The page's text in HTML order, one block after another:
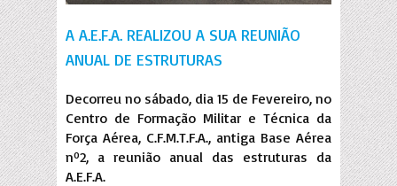
A A.E.F.A. REALIZOU A SUA REUNIÃO
ANUAL DE ESTRUTURAS
Decorreu no sábado, dia 15 de Fevereiro, no
Centro de Formação Militar e Técnica da
Força Aérea, C.F.M.T.F.A., antiga Base Aérea
nº2, a reunião anual das estruturas da
A.E.F.A.